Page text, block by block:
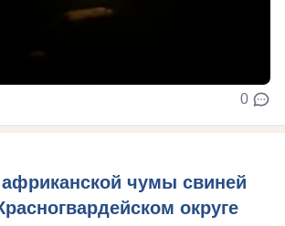
0
чумы свиней
округе